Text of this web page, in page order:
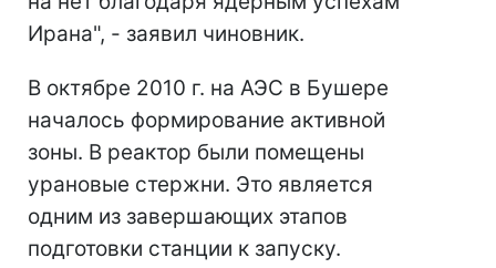
Ирана", - заявил чиновник.
В октябре 2010 г. на АЭС в Бушере
началось формирование активной
зоны. В реактор были помещены
урановые стержни. Это является
одним из завершающих этапов
подготовки станции к запуску.